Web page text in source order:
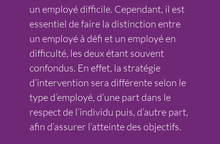
un employé difficile. Cependant, il est
essentiel de faire la distinction entre
un employé à défi et un employé en
difficulté, les deux étant souvent
confondus. En effet, la stratégie
d’intervention sera différente selon le
type d’employé, d’une part dans le
respect de l’individu puis, d’autre part,
afin d’assurer l’atteinte des objectifs.